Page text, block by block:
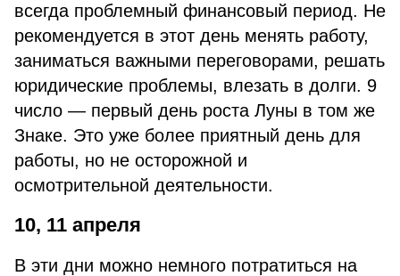
всегда проблемный финансовый период. Не
рекомендуется в этот день менять работу,
заниматься важными переговорами, решать
юридические проблемы, влезать в долги. 9
число — первый день роста Луны в том же
Знаке. Это уже более приятный день для
работы, но не осторожной и
осмотрительной деятельности.
10, 11 апреля
В эти дни можно немного потратиться на